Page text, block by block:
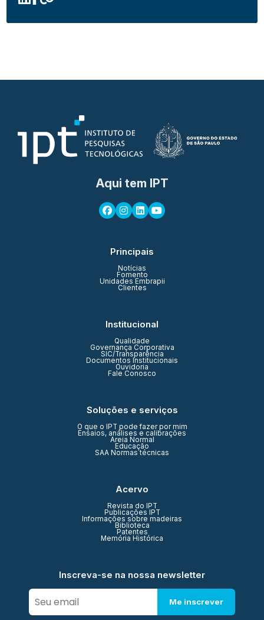
Aqui tem IPT
Principais
Notícias
Fomento
Unidades Embrapii
Clientes
Institucional
Qualidade
Governança Corporativa
SIC/Transparência
Documentos Institucionais
Ouvidoria
Fale Conosco
Soluções e serviços
O que o IPT pode fazer por mim
Ensaios, análises e calibrações
Areia Normal
Educação
SAA Normas técnicas
Acervo
Revista do IPT
Publicações IPT
Informações sobre madeiras
Biblioteca
Patentes
Memória Histórica
Inscreva-se na nossa newsletter
Me inscrever